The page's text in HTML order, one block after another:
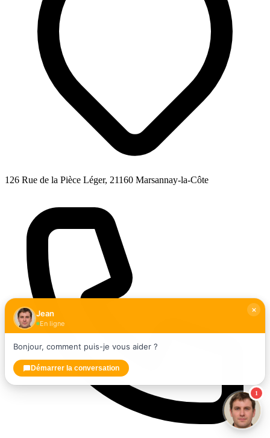
126 Rue de la Pièce Léger, 21160 Marsannay-la-Côte
1
Jean
En ligne
Bonjour, comment puis-je vous aider ?
Démarrer la conversation